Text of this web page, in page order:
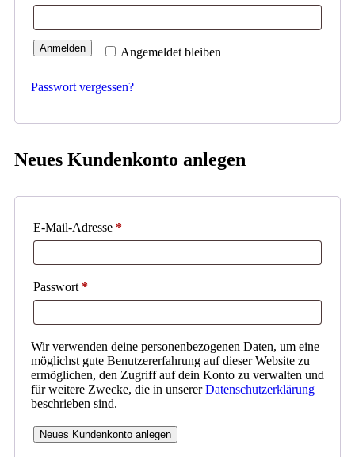
Angemeldet bleiben
Anmelden
Passwort vergessen?
Neues Kundenkonto anlegen
E-Mail-Adresse *
Passwort *
Wir verwenden deine personenbezogenen Daten, um eine
möglichst gute Benutzererfahrung auf dieser Website zu
ermöglichen, den Zugriff auf dein Konto zu verwalten und
für weitere Zwecke, die in unsererDatenschutzerklärung
beschrieben sind.
Neues Kundenkonto anlegen